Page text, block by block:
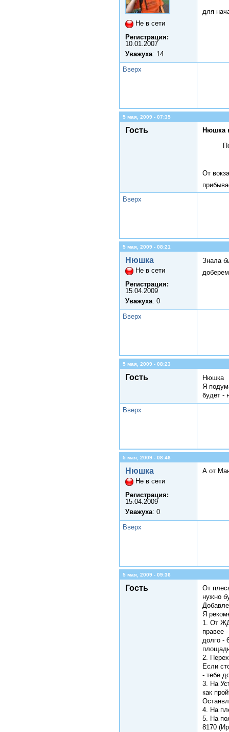
Не в сети
Регистрация:
10.01.2007
Уважуха: 14
для
Вверх
5 мая, 2009 - 07:35
Гость Нюшка
От
Вверх
5 мая, 2009 - 08:21
Нюшка
Не в сети
Регистрация:
15.04.2009
Уважуха: 0
Знала
Вверх
5 мая, 2009 - 08:23
Гость
Нюшка
Я
будет -
Вверх
5 мая, 2009 - 08:46
Нюшка
Не в сети
Регистрация:
15.04.2009
Уважуха: 0
А от
Вверх
5 мая, 2009 - 09:36
Гость
От
нужно
Я
1. От ЖД
правее
долго -
2.
Если
- тебе
3. На
как
4. На
5. На
8170